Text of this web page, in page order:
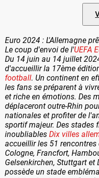
Euro 2024 : L'Allemagne
Le coup d'envoi de l'UEFA
Du 14 juin au 14 juillet
d'accueillir la 17ème
football. Un continent en
les fans se préparent à
et riche en émotions. Des
déplaceront outre-Rhin
nationales et profiter de
sportif majeur. Des stades
inoubliables Dix villes
accueillir les 51
Cologne, Francfort,
Gelsenkirchen, Stuttgart et
possède un stade